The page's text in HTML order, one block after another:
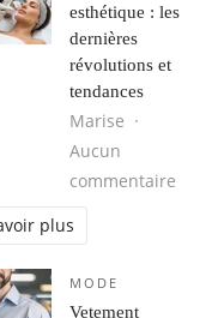
mode homme à
esthétique : les
dernières
révolutions et
tendances
Marise
Aucun
commentaire
plus
MODE
Vetement